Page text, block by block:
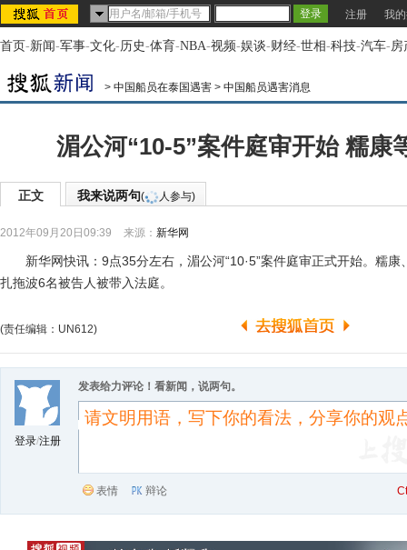
注册 我
首页-新闻-军事-文化-历史-体育-NBA-视频-娱谈-财经-世相-科技-汽车-房
> 中国船员在泰国遇害 > 中国船员遇害消息
湄公河“10-5”案件庭审开始 糯康
正文 我来说两句( 人参与)
2012年09月20日09:39 来源： 新华网
新华网快讯：9点35分左右，湄公河“10·5”案件庭审正式开始。糯康
扎拖波6名被告人被带入法庭。
(责任编辑：UN612)
登录/注册
发表给力评论！看新闻，说两句。
表情 辩论